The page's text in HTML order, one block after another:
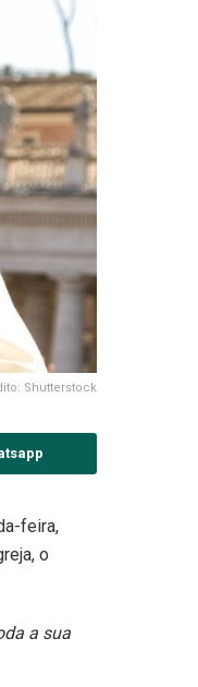
Shutterstock
feira,
o
a sua